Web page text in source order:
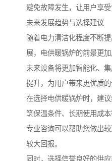
避免故障发生，让用户享受
未来发展趋势与选择建议
随着电力清洁化程度不断
展，电供暖锅炉的前景更加
未来设备将更加智能化、
提升，为用户带来更优质的
在选择电供暖锅炉时，建
筑保温条件、长期使用成本
专业咨询可以帮助您做出
较大回报。
同时，选择信誉良好的供